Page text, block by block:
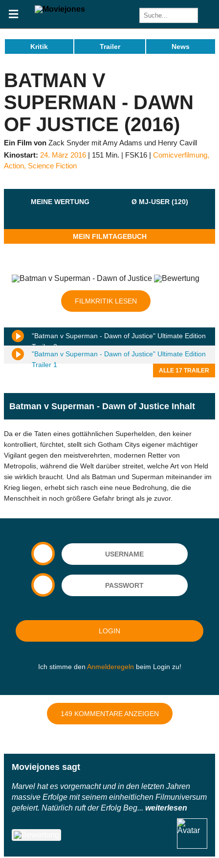
Kritik Trailer News
BATMAN V
SUPERMAN - DAWN
OF JUSTICE (2016)
Ein Film von Zack Snyder mit Amy Adams und Henry Cavill
Kinostart: 24. März 2016 151 Min. FSK16 Comicverfilmung,
Action, Science Fiction
MEINE WERTUNG Ø MJ-USER (120)
MEIN FILMTAGEBUCH
FILMKRITIK LESEN
"Batman v Superman - Dawn of Justice" Ultimate Edition
Trailer 2
"Batman v Superman - Dawn of Justice" Ultimate Edition
Trailer 1
ALLE 17 TRAILER
Batman v Superman - Dawn of Justice Inhalt
Da er die Taten eines gottähnlichen Superhelden, den keiner
kontrolliert, fürchtet, stellt sich Gotham Citys eigener mächtiger
Vigilant gegen den meistverehrten, modernen Retter von
Metropolis, während die Welt darüber streitet, welche Art von Held
sie wirklich braucht. Und als Batman und Superman miteinander im
Krieg liegen, erhebt sich rasch eine neue Bedrohung, die die
Menschheit in noch größere Gefahr bringt als je zuvor.
Ich stimme den Anmelderegeln beim Login zu!
149 KOMMENTARE ANZEIGEN
Moviejones sagt
Marvel hat es vorgemacht und in den letzten Jahren
massive Erfolge mit seinem einheitlichen Filmuniversum
gefeiert. Natürlich ruft der Erfolg Beg... weiterlesen